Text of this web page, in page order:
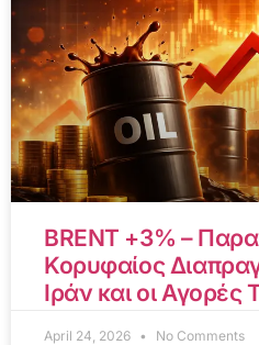
BRENT +3% –
Κορυφαίος
Ιράν και οι Αγορές
April 24, 2026 No Comments